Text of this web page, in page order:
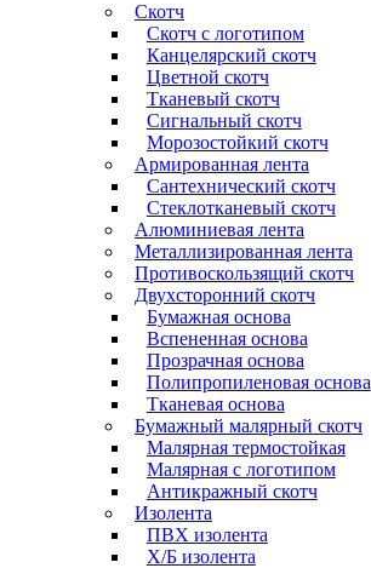
Скотч
Скотч с логотипом
Канцелярский скотч
Цветной скотч
Тканевый скотч
Сигнальный скотч
Морозостойкий скотч
Армированная лента
Сантехнический скотч
Стеклотканевый скотч
Алюминиевая лента
Металлизированная лента
Противоскользящий скотч
Двухсторонний скотч
Бумажная основа
Вспененная основа
Прозрачная основа
Полипропиленовая основа
Тканевая основа
Бумажный малярный скотч
Малярная термостойкая
Малярная с логотипом
Антикражный скотч
Изолента
ПВХ изолента
Х/Б изолента